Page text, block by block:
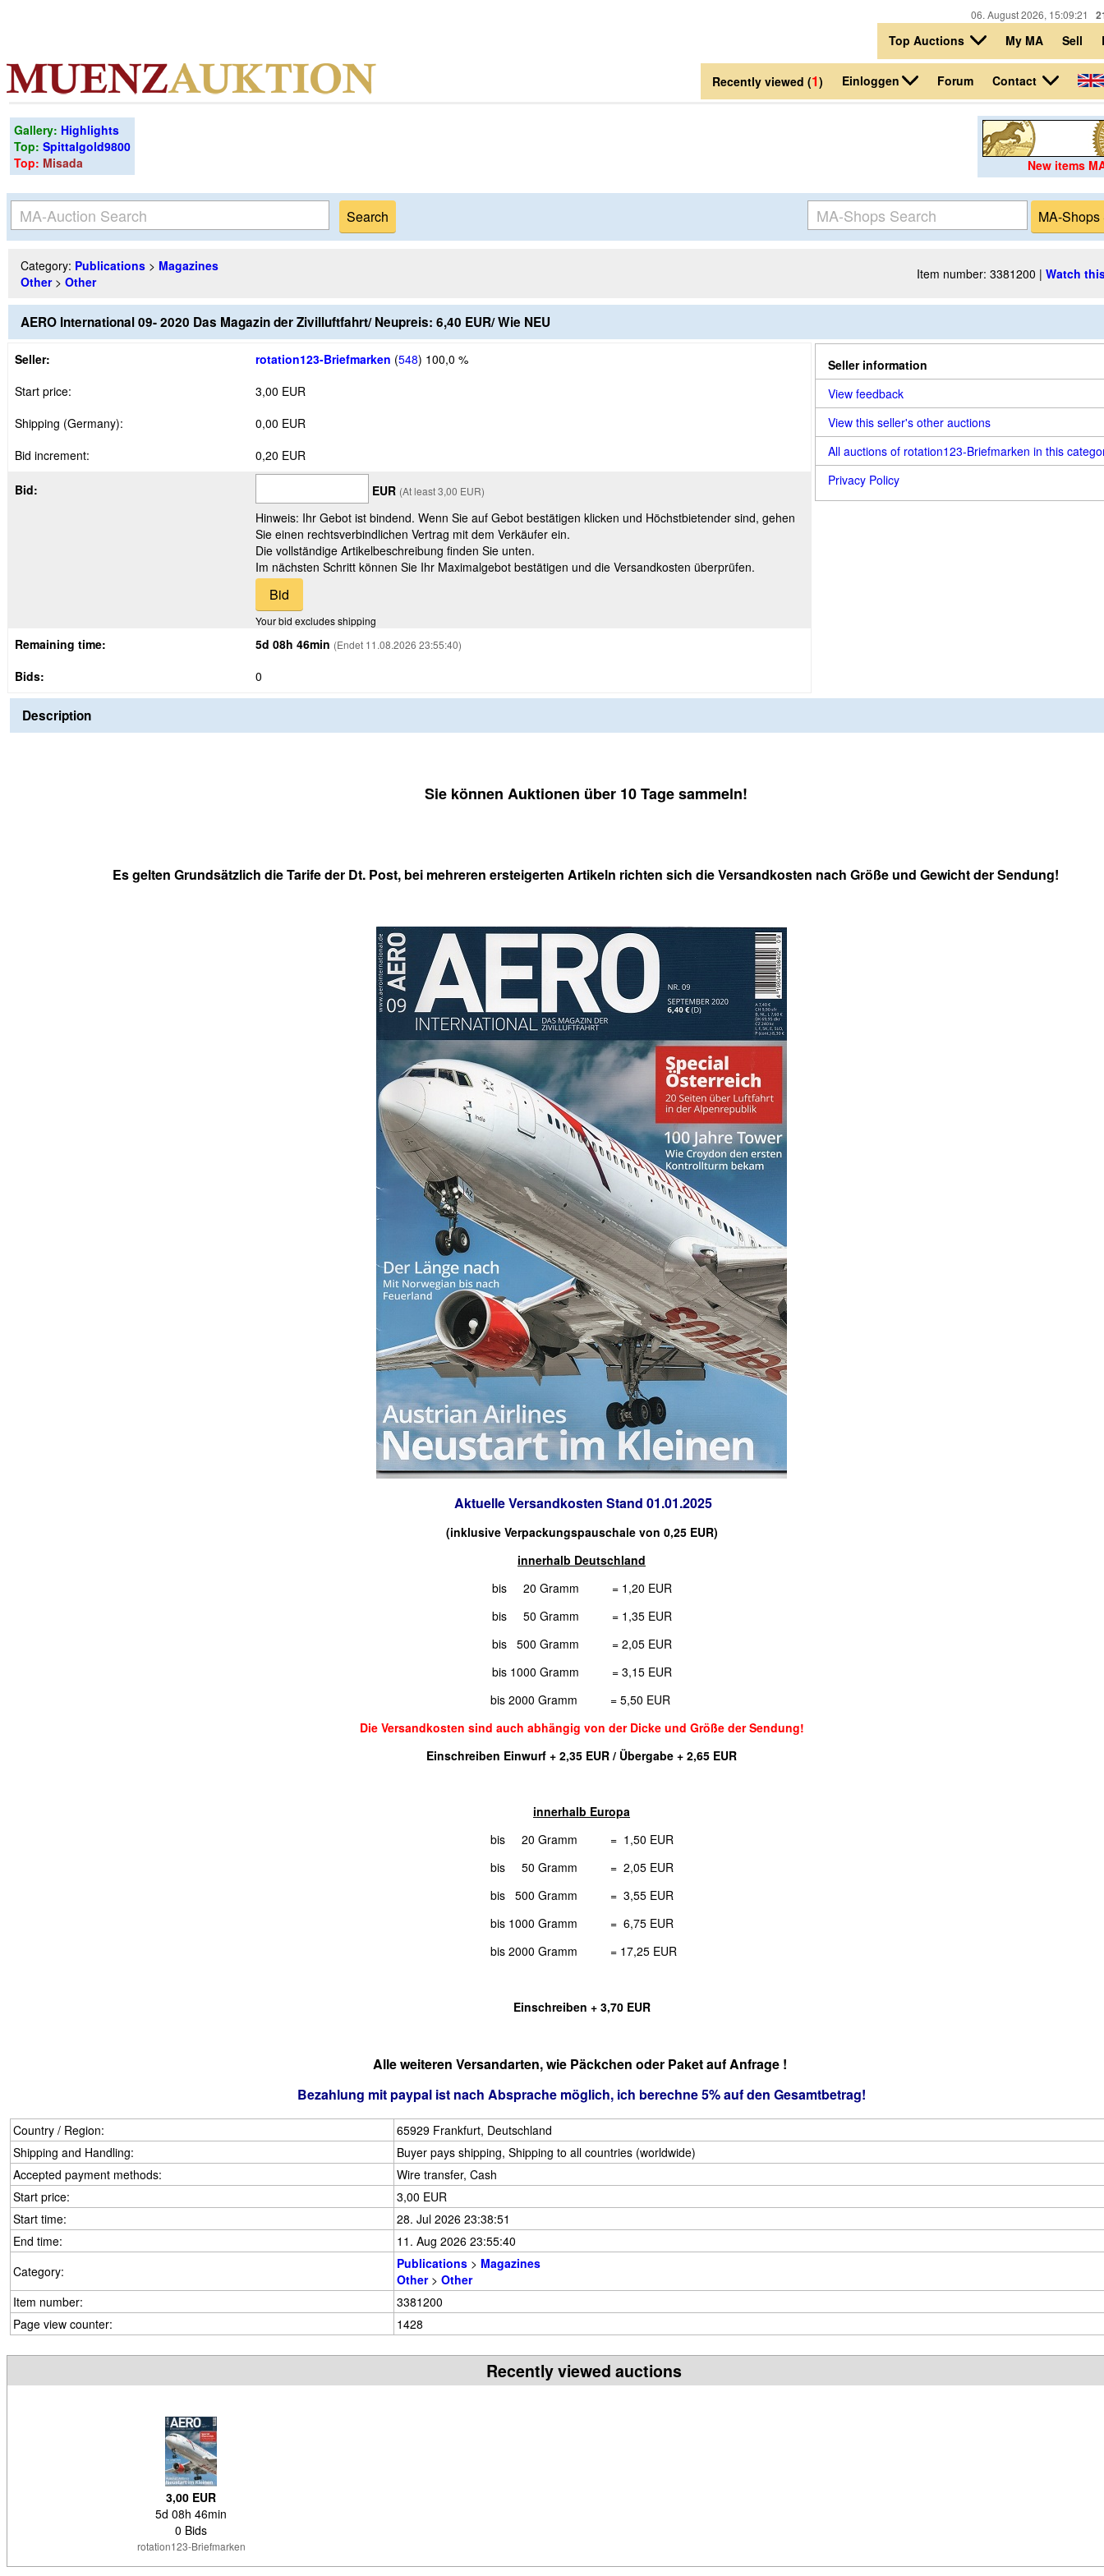
06. August 2026, 15:09:21
Top Auctions My MA Sell
Recently viewed (1) Einloggen Forum Contact
Gallery: Highlights
Top: Spittalgold9800
Top: Misada New items
Category: Publications > Magazines
Other> Other Item number: 3381200 | Watch
AERO International 09- 2020 Das Magazin der Zivilluftfahrt/ Neupreis: 6,40 EUR/ Wie NEU
Seller: rotation123-Briefmarken (548) 100,0 %
Start price:
3,00 EUR
Shipping (Germany):
0,00 EUR
Bid increment:
0,20 EUR
Bid: EUR (At least 3,00 EUR)
Hinweis: Ihr Gebot ist bindend. Wenn Sie auf Gebot bestätigen klicken und Höchstbietender sind, gehen
Sie einen rechtsverbindlichen Vertrag mit dem Verkäufer ein.
Die vollständige Artikelbeschreibung finden Sie unten.
Im nächsten Schritt können Sie Ihr Maximalgebot bestätigen und die Versandkosten überprüfen.
Your bid excludes shipping
Remaining time: 5d 08h 46min (Endet 11.08.2026 23:55:40)
Bids: 0
Seller information
View feedback
View this seller's other auctions
All auctions of rotation123-Briefmarken in this
Privacy Policy
Description
Sie können Auktionen über 10 Tage sammeln!
Es gelten Grundsätzlich die Tarife der Dt. Post, bei mehreren ersteigerten Artikeln richten sich die Versandkosten nach Größe und Gewicht der Sendung!
Aktuelle Versandkosten Stand 01.01.2025
(inklusive Verpackungspauschale von 0,25 EUR)
innerhalb Deutschland
bis 20 Gramm = 1,20 EUR
bis 50 Gramm = 1,35 EUR
bis 500 Gramm = 2,05 EUR
bis 1000 Gramm = 3,15 EUR
bis 2000 Gramm = 5,50 EUR
Die Versandkosten sind auch abhängig von der Dicke und Größe der Sendung!
Einschreiben Einwurf + 2,35 EUR / Übergabe + 2,65 EUR
innerhalb Europa
bis 20 Gramm = 1,50 EUR
bis 50 Gramm = 2,05 EUR
bis 500 Gramm = 3,55 EUR
bis 1000 Gramm = 6,75 EUR
bis 2000 Gramm = 17,25 EUR
Einschreiben + 3,70 EUR
Alle weiteren Versandarten, wie Päckchen oder Paket auf Anfrage !
Bezahlung mit paypal ist nach Absprache möglich, ich berechne 5% auf den Gesamtbetrag!
Country / Region:
65929 Frankfurt, Deutschland
Shipping and Handling:
Buyer pays shipping, Shipping to all countries (worldwide)
Accepted payment methods:
Wire transfer, Cash
Start price:
3,00 EUR
Start time:
28. Jul 2026 23:38:51
End time:
11. Aug 2026 23:55:40
Category:
Publications > Magazines
Other> Other
Item number:
3381200
Page view counter:
1428
Recently viewed auctions
3,00 EUR
5d 08h 46min
0 Bids
rotation123-Briefmarken